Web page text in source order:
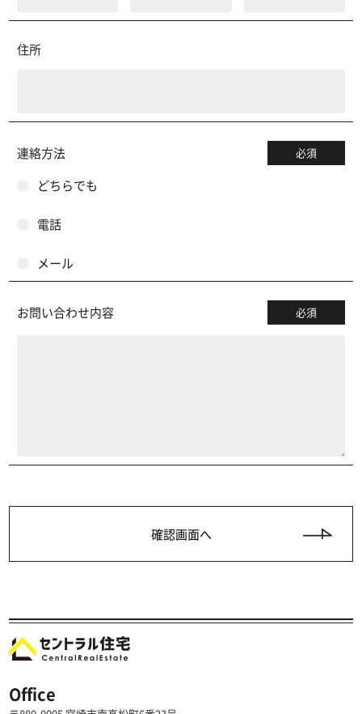
住所
連絡方法 必須
どちらでも
電話
メール
お問い合わせ内容 必須
Office